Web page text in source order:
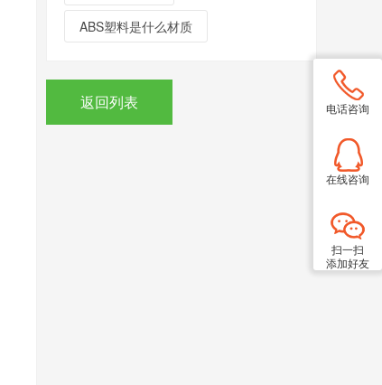
ABS塑料是什么材质
返回列表 电话咨询
在线咨询
扫一扫
添加好友